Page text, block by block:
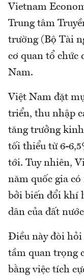
Vietnam
Trung tâm
trường (Bộ Tài
cơ quan tổ chức
Nam.
Việt Nam đặt
triển, thu nhập
tăng trưởng
tối thiểu từ 6-
tới. Tuy nhiên,
năm quốc gia
bởi biến đổi khí
dân của đất
Điều này đòi hỏi
tầm quan trọng
bằng việc tích